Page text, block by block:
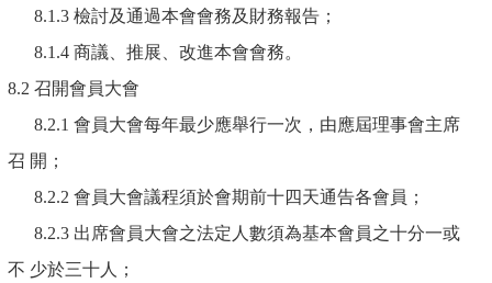
8.1.3 檢討及通過本會會務及財務報告；
8.1.4 商議、推展、改進本會會務。
8.2 召開會員大會
8.2.1 會員大會每年最少應舉行一次，由應屆理事會主席
召 開；
8.2.2 會員大會議程須於會期前十四天通告各會員；
8.2.3 出席會員大會之法定人數須為基本會員之十分一或
不 少於三十人；